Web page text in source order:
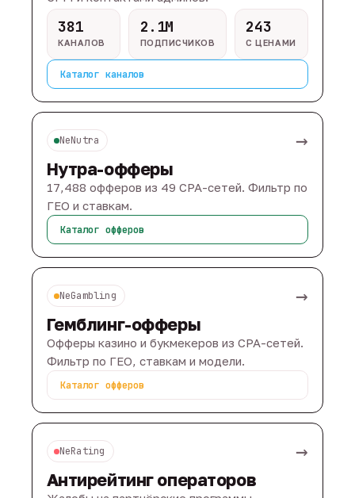
381
КАНАЛОВ
2.1M
ПОДПИСЧИКОВ
243
С ЦЕНАМИ
Каталог каналов
NeNutra →
Нутра-офферы
17,488 офферов из 49 CPA-сетей. Фильтр по
ГЕО и ставкам.
Каталог офферов
NeGambling →
Гемблинг-офферы
Офферы казино и букмекеров из CPA-сетей.
Фильтр по ГЕО, ставкам и модели.
Каталог офферов
NeRating →
Антирейтинг операторов